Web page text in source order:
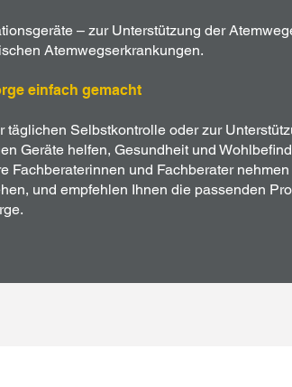
– zur Unterstützung der
Atemwegserkrankungen.
einfach gemacht
täglichen Selbstkontrolle oder zur
Geräte helfen, Gesundheit und
Fachberaterinnen und Fachberater
und empfehlen Ihnen die passenden